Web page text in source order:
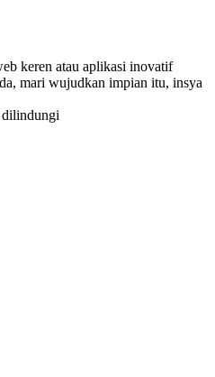
keren atau aplikasi inovatif
mari wujudkan impian itu, insya